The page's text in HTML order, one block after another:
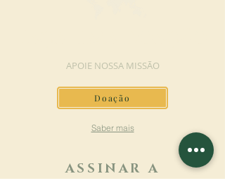
APOIE NOSSA MISSÃO
Doação
Saber mais
ASSINAR A